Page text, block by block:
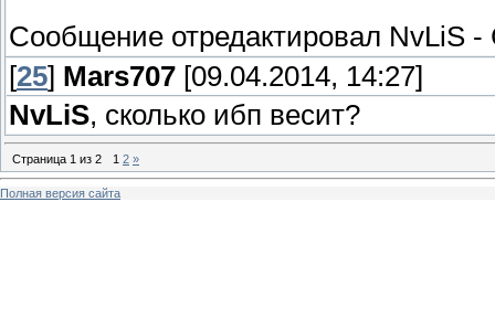
Сообщение отредактировал NvLiS -
[25] Mars707 [09.04.2014, 14:27]
NvLiS, сколько ибп весит?
Страница 1 из 2 1 2 »
Полная версия сайта